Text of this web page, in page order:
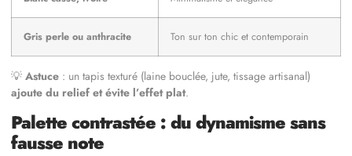
Gris perle ou anthracite Ton sur ton chic et contemporain
💡 Astuce : un tapis texturé (laine bouclée, jute, tissage artisanal)
ajoute du relief et évite l’effet plat.
Palette contrastée : du dynamisme sans
fausse note